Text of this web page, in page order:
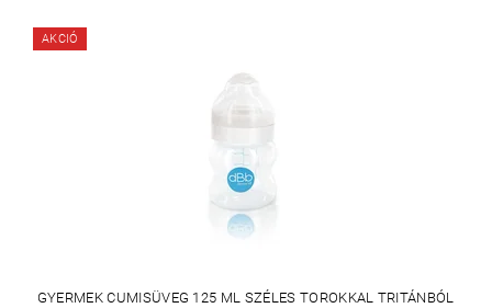
AKCIÓ
GYERMEK CUMISÜVEG 125 ML SZÉLES TOROKKAL TRITÁNBÓL